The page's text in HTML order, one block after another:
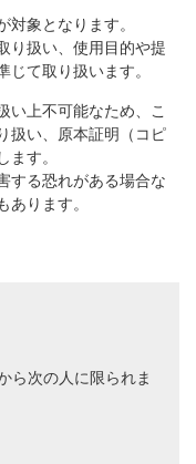
象となります。
り扱い、使用目的や提
て取り扱います。
い上不可能なため、こ
扱い、原本証明（コピ
ます。
する恐れがある場合な
あります。
ら次の人に限られま